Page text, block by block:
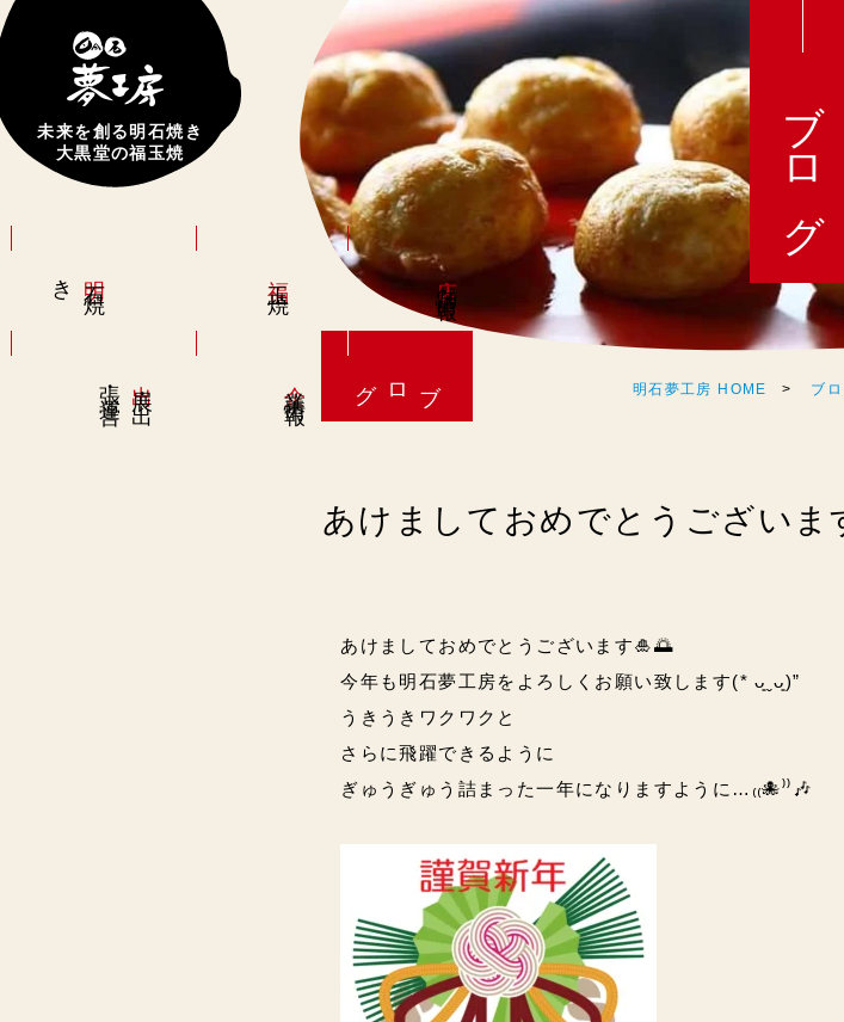
未来を創る明石焼き
大黒堂の福玉焼
き 店
舗
情
報
展
・
営 業
報 ブログ
ブログ
明石夢工房 HOME ブ
あけましておめでとうございま
あけましておめでとうございます🎍🌅
今年も明石夢工房をよろしくお願い致します(* ᴗ͈ˬᴗ͈)”
うきうきワクワクと
さらに飛躍できるように
ぎゅうぎゅう詰まった一年になりますように…₍₍🐙⁾⁾🎶